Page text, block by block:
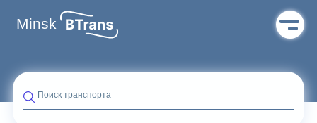
Minsk
Поиск транспорта